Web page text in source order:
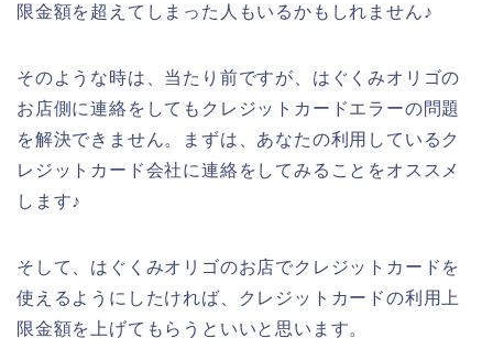
限金額を超えてしまった人もいるかもしれません♪
そのような時は、当たり前ですが、はぐくみオリゴの
お店側に連絡をしてもクレジットカードエラーの問題
を解決できません。まずは、あなたの利用しているク
レジットカード会社に連絡をしてみることをオススメ
します♪
そして、はぐくみオリゴのお店でクレジットカードを
使えるようにしたければ、クレジットカードの利用上
限金額を上げてもらうといいと思います。